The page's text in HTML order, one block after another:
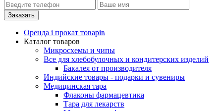
Оренда і прокат товарів
Каталог товаров
Микросхемы и чипы
Все для хлебобулочных и кондитерских изделий
Бакалея от производителя
Индийские товары - подарки и сувениры
Медицинская тара
Флаконы фармацевтика
Тара для лекарств